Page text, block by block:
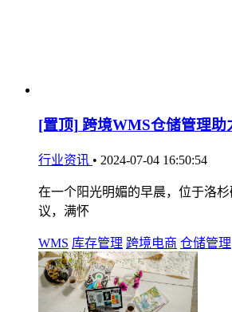
[置顶] 跨境WMS仓储管理
行业资讯 • 2024-07-04 16:50:54
在一个阳光明媚的早晨，位于洛杉
议，满怀
WMS 库存管理 跨境电商 仓储管理